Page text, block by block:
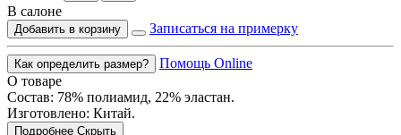
В салоне
Добавить в корзину Записаться на примерку
Как определить размер?
Помощь Online
О товаре
Состав: 78% полиамид, 22% эластан.
Изготовлено: Китай.
Подробнее Скрыть